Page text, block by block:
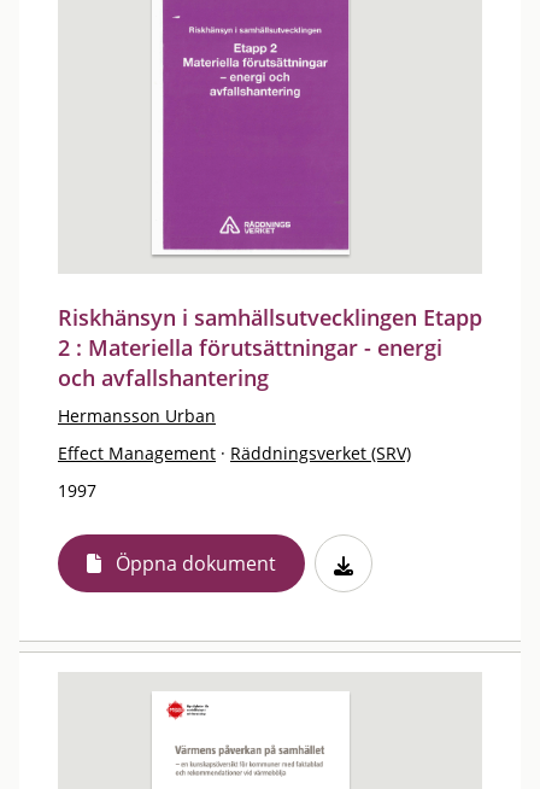
Riskhänsyn i samhällsutvecklingen Etapp
2 : Materiella förutsättningar - energi
och avfallshantering
Hermansson Urban
Effect Management · Räddningsverket (SRV)
1997
Öppna dokument